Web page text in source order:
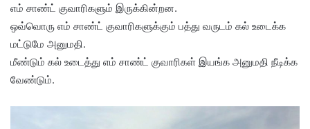
எம் சாண்ட் குவாரிகளும் இருக்கின்றன.
ஒவ்வொரு எம் சாண்ட் குவாரிகளுக்கும் பத்து வருடம் கல் உடைக்க
மட்டுமே அனுமதி.
மீண்டும் கல் உடைத்து எம் சாண்ட் குவாரிகள் இயங்க அனுமதி நீடிக்க
வேண்டும்.